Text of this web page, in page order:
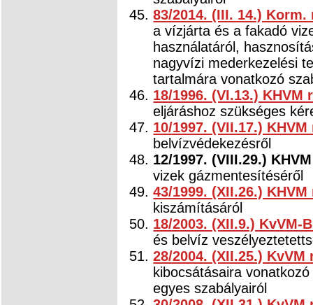
83/2014. (III. 14.) Korm.
a vízjárta és a fakadó
használatáról,
nagyvízi mederkezelési
tartalmára vonatkozó
18/1996. (VI.13.) KHVM
eljáráshoz szükséges
10/1997. (VII.17.)
belvízvédekezésről
12/1997. (VIII.29.)
vizek gázmentesítéséről
43/1999. (XII.26.)
kiszámításáról
18/2003. (XII.9.) KvVM-
és belvíz
28/2004. (XII.25.) KvVM
kibocsátásaira
egyes szabályairól